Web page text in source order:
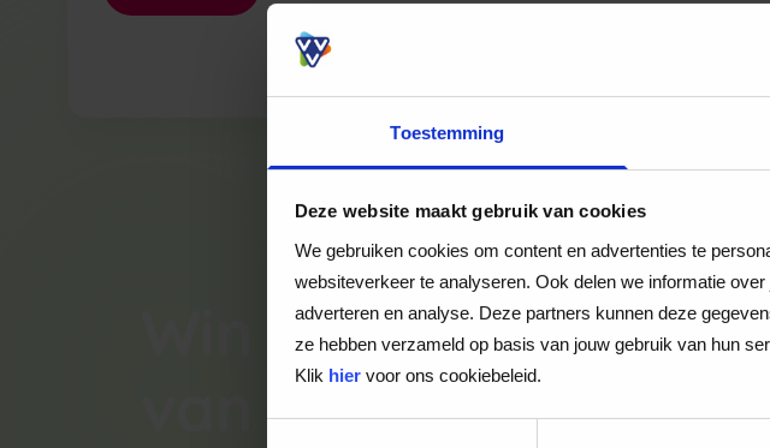
Toestemming
Deze website maakt gebruik van cookies
We gebruiken cookies om content en advertenties te
websiteverkeer te analyseren. Ook delen we informatie
adverteren en analyse. Deze partners kunnen deze
ze hebben verzameld op basis van jouw gebruik van hun
Klik hiervoor ons cookiebeleid.
Win een VVV
van €100,-